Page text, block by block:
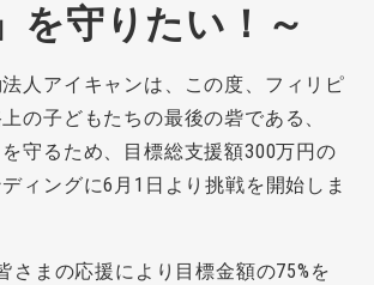
を守りたい！～
人アイキャンは、この度、フィリピ
の子どもたちの最後の砦である、
を守るため、目標総支援額300万円の
ィングに6月1日より挑戦を開始しま
さまの応援により目標金額の75%を